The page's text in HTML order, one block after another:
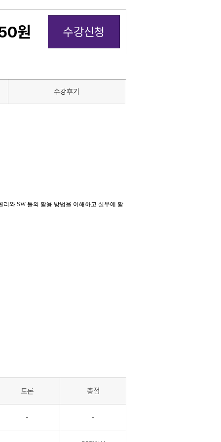
원 수강신청
수강후기
와 SW 툴의 활용 방법을 이해하고 실무에 활
토론 총점
- -